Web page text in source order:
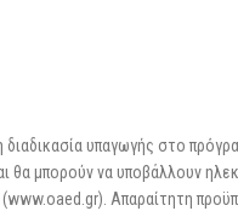
υπαγωγής στο
θα μπορούν να υποβάλλουν
Απαραίτητη